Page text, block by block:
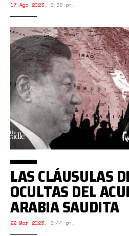
17 Ago 2023, 3:38 pm.
LAS CLÁUSULAS
OCULTAS DEL
ARABIA SAUDITA
22 Mar 2023, 3:44 pm.